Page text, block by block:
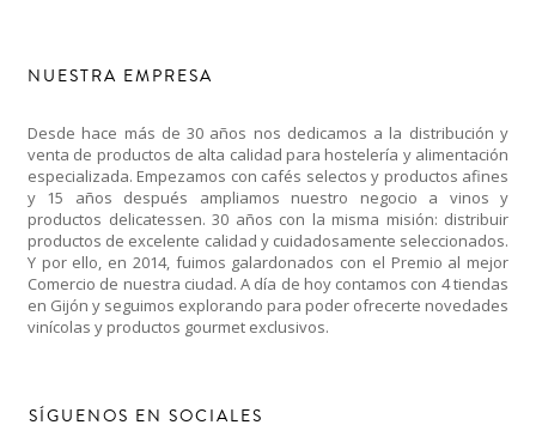
NUESTRA EMPRESA
Desde hace más de 30 años nos dedicamos a la distribución y
venta de productos de alta calidad para hostelería y alimentación
especializada. Empezamos con cafés selectos y productos afines
y 15 años después ampliamos nuestro negocio a vinos y
productos delicatessen. 30 años con la misma misión: distribuir
productos de excelente calidad y cuidadosamente seleccionados.
Y por ello, en 2014, fuimos galardonados con el Premio al mejor
Comercio de nuestra ciudad. A día de hoy contamos con 4 tiendas
en Gijón y seguimos explorando para poder ofrecerte novedades
vinícolas y productos gourmet exclusivos.
SÍGUENOS EN SOCIALES